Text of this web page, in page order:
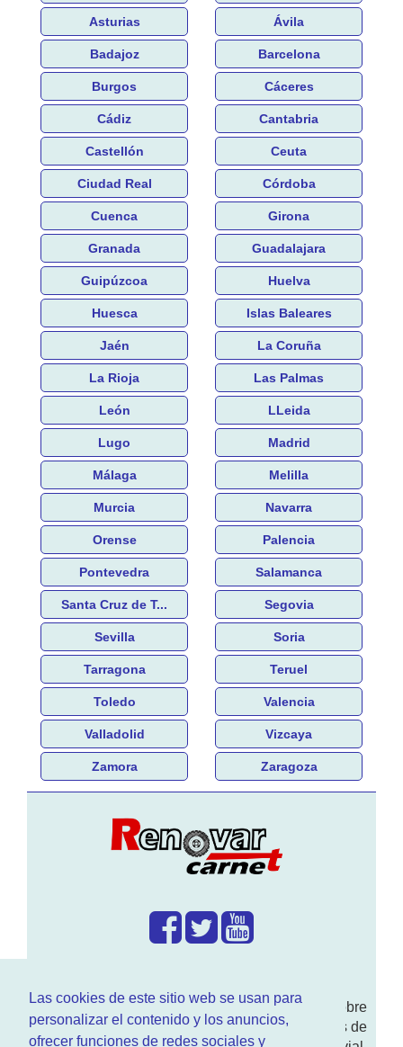
Las cookies de este sitio web se usan para
personalizar el contenido y los anuncios,
ofrecer funciones de redes sociales y
Asturias Ávila
Badajoz Barcelona
Burgos Cáceres
Cádiz Cantabria
Castellón Ceuta
Ciudad Real Córdoba
Cuenca Girona
Granada Guadalajara
Guipúzcoa Huelva
Huesca Islas Baleares
Jaén La Coruña
La Rioja Las Palmas
León LLeida
Lugo Madrid
Málaga Melilla
Murcia Navarra
Orense Palencia
Pontevedra Salamanca
Santa Cruz de T... Segovia
Sevilla Soria
Tarragona Teruel
Toledo Valencia
Valladolid Vizcaya
Zamora Zaragoza
Enwww.RenovarCarnet.comTe contamos sobre
larenovación del permisode conducir, noticias de